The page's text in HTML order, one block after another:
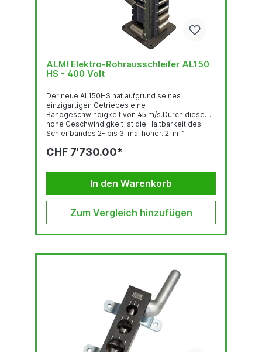
ALMI Elektro-Rohrausschleifer AL150
HS - 400 Volt
Der neue AL150HS hat aufgrund seines
einzigartigen Getriebes eine
Bandgeschwindigkeit von 45 m/s.Durch diese
hohe Geschwindigkeit ist die Haltbarkeit des
Schleifbandes 2- bis 3-mal höher. 2-in-1
Hohe Bandgeschwindigkeit mit verbessertem
Feinstaub weniger Verfärbung 2-3x...
CHF 7’730.00*
In den Warenkorb
Zum Vergleich hinzufügen